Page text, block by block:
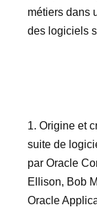
métiers dans
des logiciels
1. Origine et
suite de
par Oracle
Ellison, Bob
Oracle